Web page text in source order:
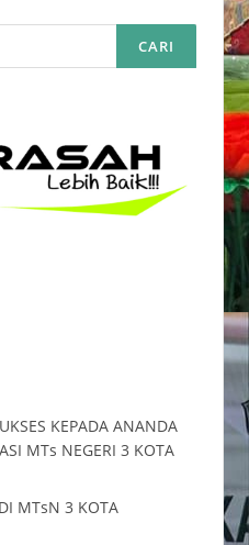
KEPADA ANANDA
MTs NEGERI 3 KOTA
MTsN 3 KOTA